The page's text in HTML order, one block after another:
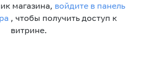
магазина, войдите в панель
, чтобы получить доступ к
витрине.